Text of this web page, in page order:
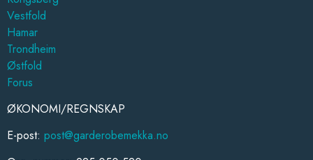
Vestfold
Hamar
Trondheim
Østfold
Forus
ØKONOMI/REGNSKAP
E-post: post@garderobemekka.no